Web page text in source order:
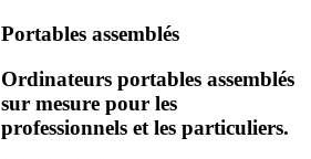
Portables assemblés
Ordinateurs portables assemblés
sur mesure pour les
professionnels et les particuliers.